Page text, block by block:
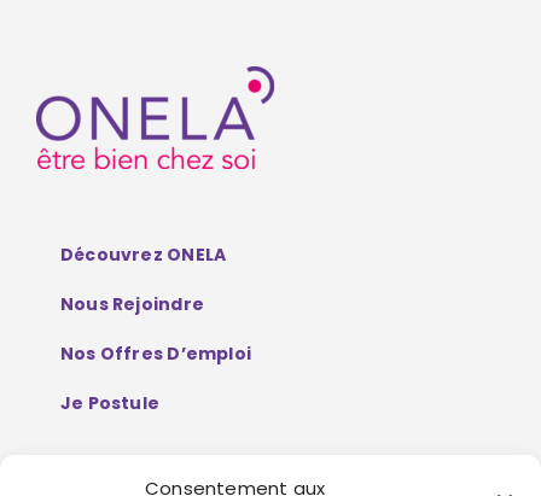
Consentement aux
Découvrez ONELA
Nous Rejoindre
Nos Offres D’emploi
Je Postule